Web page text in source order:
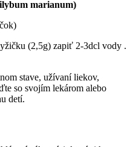
marianum)
(2,5g) zapiť 2-3dcl vody .
stave, užívaní liekov,
so svojím lekárom alebo
detí.